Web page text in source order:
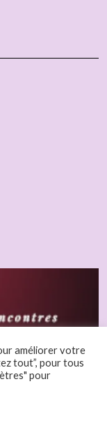
améliorer votre
tout”, pour tous
pour